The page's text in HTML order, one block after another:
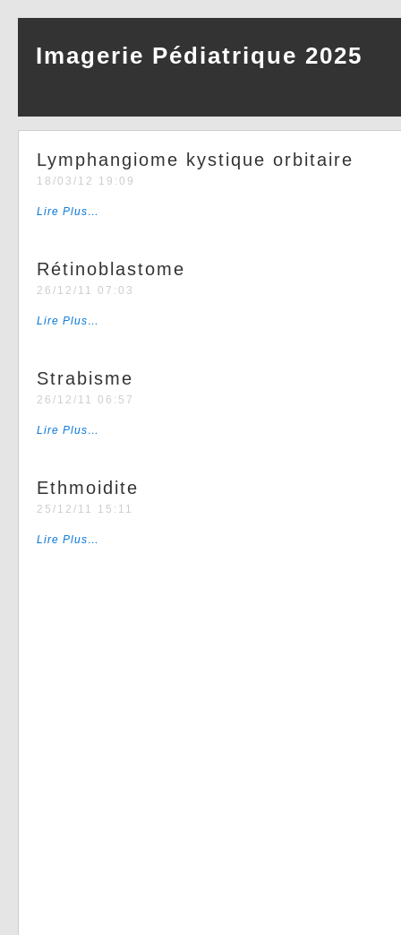
Imagerie Pédiatrique 2025
Lymphangiome kystique orbitaire
18/03/12 19:09
Lire Plus…
Rétinoblastome
26/12/11 07:03
Lire Plus…
Strabisme
26/12/11 06:57
Lire Plus…
Ethmoidite
25/12/11 15:11
Lire Plus…